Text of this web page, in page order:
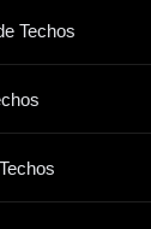
Techos